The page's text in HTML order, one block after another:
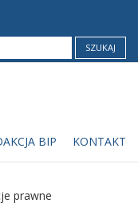
SZUKAJ
BIP KONTAKT
prawne